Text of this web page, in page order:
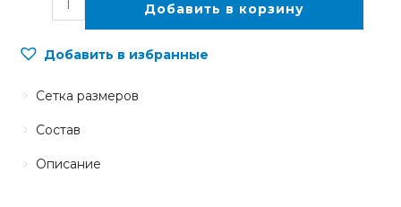
Добавить в корзину
Добавить в избранные
Описание
Состав
Сетка размеров